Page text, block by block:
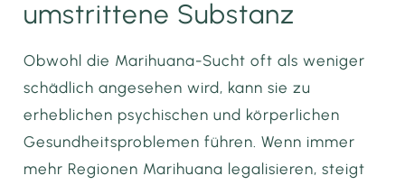
umstrittene Substanz
Obwohl die Marihuana-Sucht oft als weniger
schädlich angesehen wird, kann sie zu
erheblichen psychischen und körperlichen
Gesundheitsproblemen führen. Wenn immer
mehr Regionen Marihuana legalisieren, steigt